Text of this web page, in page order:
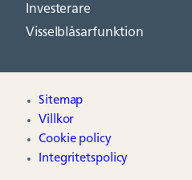
Investerare
Visselblåsarfunktion
Sitemap
Villkor
Cookie policy
Integritetspolicy